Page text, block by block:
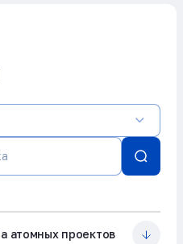
атомных проектов